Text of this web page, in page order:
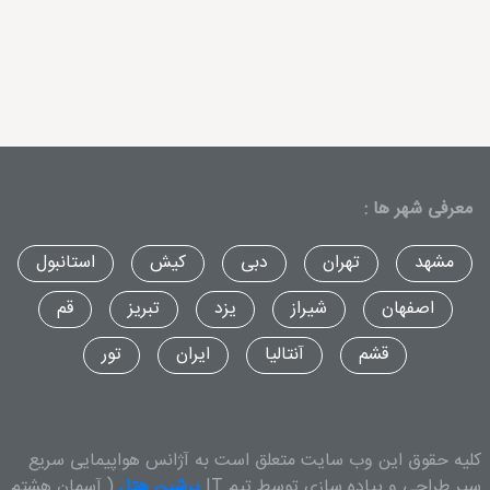
شده تا هرآنچه را که مد نظر دارید در این مرکز خرید یافت
معرفی شهر ها :
مشهد
تهران دبی کیش
استانبول
اصفهان
شیراز یزد تبریز
قم
قشم
آنتالیا ایران تور
کلیه حقوق این وب سایت متعلق است به آژانس هواپیمایی سریع